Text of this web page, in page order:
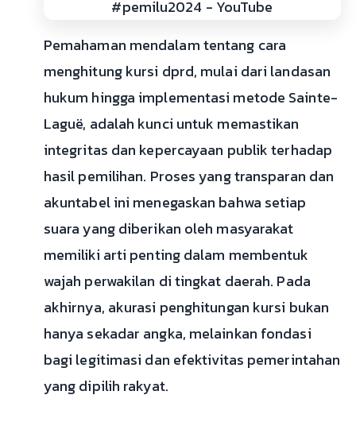
Pemahaman mendalam tentang cara
menghitung kursi dprd, mulai dari landasan
hukum hingga implementasi metode Sainte-
Laguë, adalah kunci untuk memastikan
integritas dan kepercayaan publik terhadap
hasil pemilihan. Proses yang transparan dan
akuntabel ini menegaskan bahwa setiap
suara yang diberikan oleh masyarakat
memiliki arti penting dalam membentuk
wajah perwakilan di tingkat daerah. Pada
akhirnya, akurasi penghitungan kursi bukan
hanya sekadar angka, melainkan fondasi
bagi legitimasi dan efektivitas pemerintahan
yang dipilih rakyat.